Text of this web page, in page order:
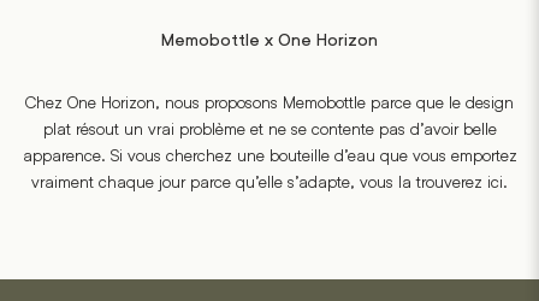
Memobottle x One Horizon
Chez One Horizon, nous proposons Memobottle parce que le design
plat résout un vrai problème et ne se contente pas d’avoir belle
apparence. Si vous cherchez une bouteille d’eau que vous emportez
vraiment chaque jour parce qu’elle s’adapte, vous la trouverez ici.